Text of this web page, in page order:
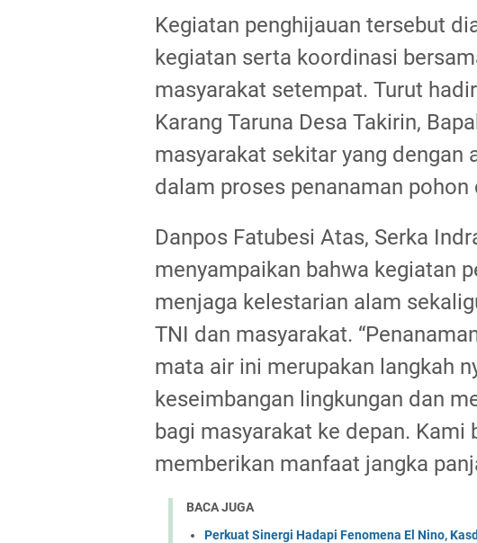
Kegiatan penghijauan tersebut
kegiatan serta koordinasi
masyarakat setempat. Turut
Karang Taruna Desa Takirin,
masyarakat sekitar yang dengan
dalam proses penanaman
Danpos Fatubesi Atas, Serka
menyampaikan bahwa kegiatan
menjaga kelestarian alam
TNI dan masyarakat.
mata air ini merupakan langkah
keseimbangan lingkungan dan
bagi masyarakat ke depan.
memberikan manfaat jangka
BACA JUGA
Perkuat Sinergi Hadapi Fenomena El Nino,